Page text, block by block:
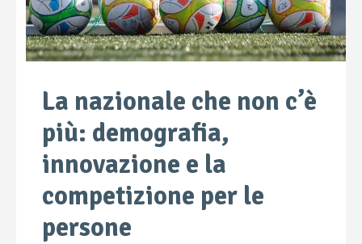
La nazionale che non c’è
più: demografia,
innovazione e la
competizione per le
persone